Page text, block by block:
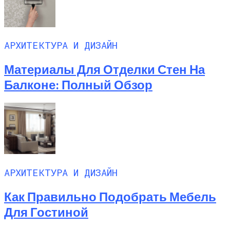
АРХИТЕКТУРА И ДИЗАЙН
Материалы Для Отделки Стен На
Балконе: Полный Обзор
АРХИТЕКТУРА И ДИЗАЙН
Как Правильно Подобрать Мебель
Для Гостиной